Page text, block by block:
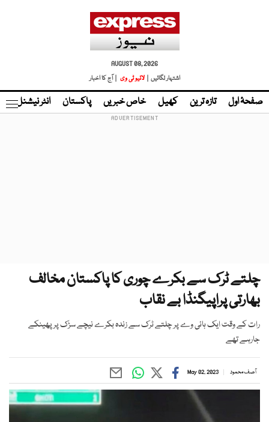
AUGUST 08, 2026
اشتہار لگائیں |
لائیو ٹی وی | آج کا اخبار
صفحۂ اول تازہ ترین کھیل خاص خبریں پاکستان انٹر نیشنل
چلتے ٹرک سے بکرے چوری کا پاکستان مخالف
بھارتی پراپیگنڈا بے نقاب
رات کے وقت ایک ہائی وے پر چلتے ٹرک سے زندہ بکرے نیچے سڑک پر پھینکے
جارہے تھے
آصف محمود May 02, 2023